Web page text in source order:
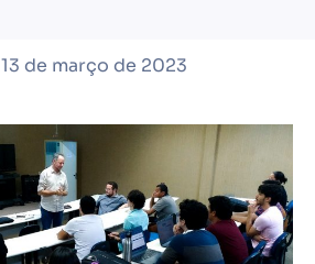
13 de março de 2023